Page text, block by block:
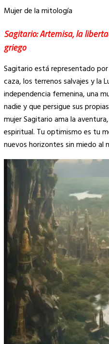
Mujer de la mitología
Sagitario: Artemisa, la
griego
Sagitario está representado
caza, los terrenos salvajes y la
independencia femenina, una
nadie y que persigue sus
mujer Sagitario ama la
espiritual. Tu optimismo es tu
nuevos horizontes sin miedo al